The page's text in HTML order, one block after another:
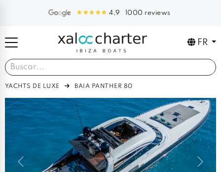
4,9 1000 reviews
FR
YACHTS DE LUXE BAIA PANTHER 80
Previous Next